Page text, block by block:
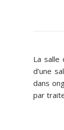
La salle
d’une
dans
par